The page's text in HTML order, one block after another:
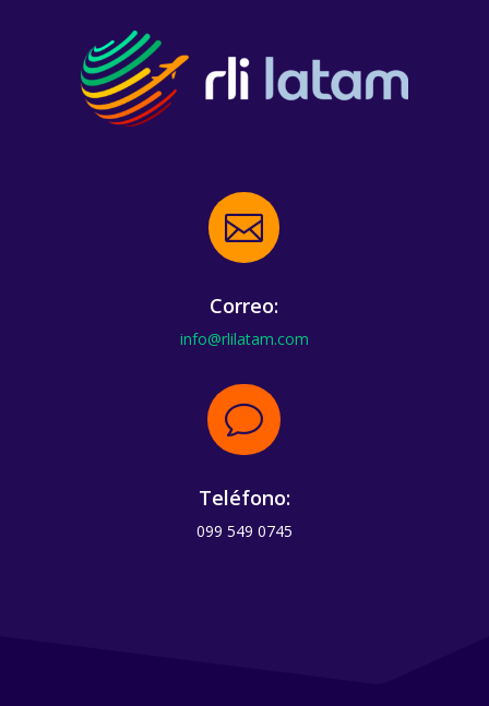

Correo:
info@rlilatam.com
v
Teléfono:
099 549 0745